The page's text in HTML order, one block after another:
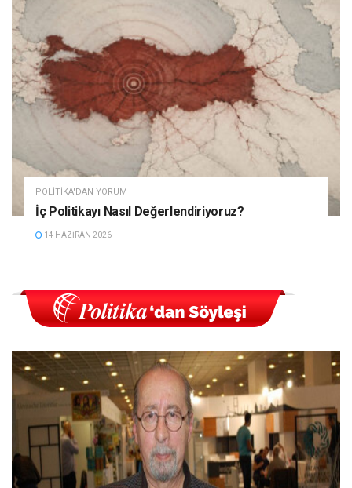
POLITIKA'DAN YORUM
İç Politikayı Nasıl Değerlendiriyoruz?
14 HAZIRAN 2026